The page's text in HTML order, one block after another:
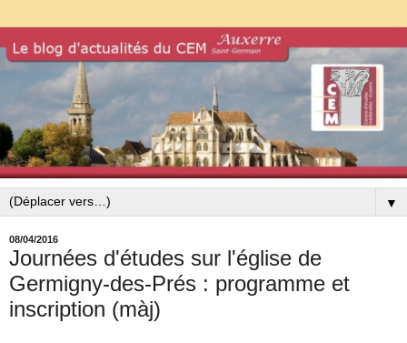
▼
08/04/2016
Journées d'études sur l'église de
Germigny-des-Prés : programme et
inscription (màj)